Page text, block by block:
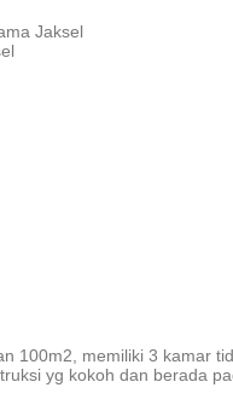
Jaksel
100m2, memiliki 3 kamar
yg kokoh dan berada